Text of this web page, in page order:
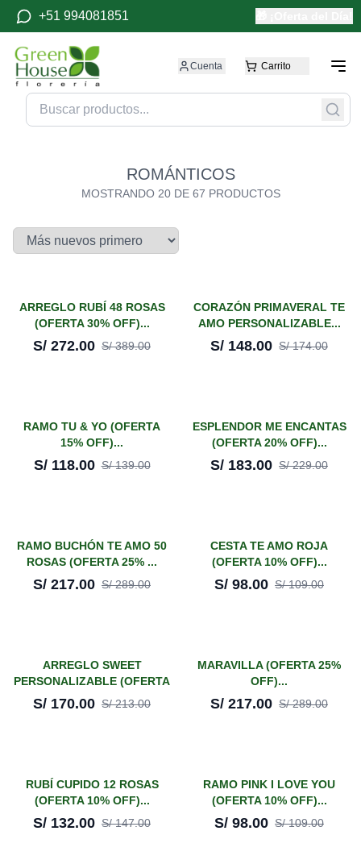
+51 994081851
Cuenta Carrito
ROMÁNTICOS
MOSTRANDO 20DE 67 PRODUCTOS
¡En oferta!
30%
ARREGLO RUBÍ 48 ROSAS
(OFERTA 30% OFF)...
S/ 272.00 S/389.00
¡En oferta!
-15%
CORAZÓN PRIMAVERAL TE
AMO PERSONALIZABLE...
S/ 148.00 S/174.00
¡En oferta!
RAMO TU & YO (OFERTA
15% OFF)...
S/ 118.00 S/139.00
¡En oferta!
20%
ESPLENDOR ME ENCANTAS
(OFERTA 20% OFF)...
S/ 183.00 S/229.00
¡En oferta!
-25%
RAMO BUCHÓN TE AMO 50
ROSAS (OFERTA 25% ...
S/ 217.00 S/289.00
¡En oferta!
10%
CESTA TE AMO ROJA
(OFERTA 10% OFF)...
S/ 98.00 S/109.00
¡En oferta!
-20%
ARREGLO SWEET
PERSONALIZABLE (OFERTA
20%...
S/ 170.00 S/213.00
¡En oferta!
MARAVILLA (OFERTA 25%
OFF)...
S/ 217.00 S/289.00
¡En oferta!
10%
RUBÍ CUPIDO 12 ROSAS
(OFERTA 10% OFF)...
S/ 132.00 S/147.00
¡En oferta!
10%
RAMO PINK I LOVE YOU
(OFERTA 10% OFF)...
S/ 98.00 S/109.00